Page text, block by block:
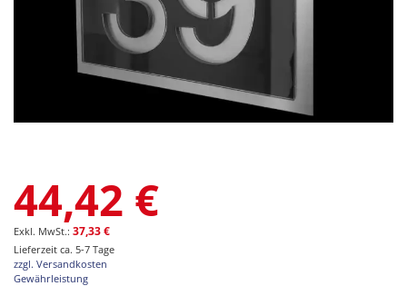
Anfang
der
Bildgalerie
springen
44,42 €
37,33 €
Lieferzeit ca. 5-7 Tage
zzgl. Versandkosten
Gewährleistung